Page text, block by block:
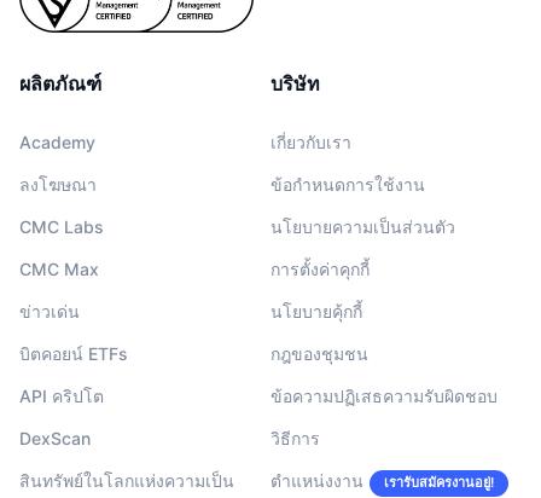
ผลิตภัณฑ์
Academy
ลงโฆษณา
CMC Labs
CMC Max
ข่าวเด่น
บิตคอยน์ ETFs
API คริปโต
DexScan
สินทรัพย์ในโลกแห่งความเป็น
บริษัท
เกี่ยวกับเรา
ข้อกำหนดการใช้งาน
นโยบายความเป็นส่วนตัว
การตั้งค่าคุกกี้
นโยบายคุ้กกี้
กฎของชุมชน
ข้อความปฏิเสธความรับผิดชอบ
วิธีการ
ตำแหน่งงาน เรารับสมัครงานอยู่!